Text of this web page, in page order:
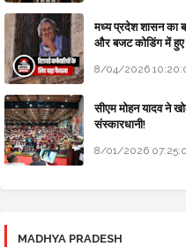
मध्य प्रदेश शासन का
और बजट कोडिंग में हुए
8/04/2026
सीएम मोहन यादव ने
संस्कारधानी!
8/01/2026
MADHYA PRADESH